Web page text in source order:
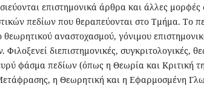
επιστημονικά άρθρα και άλλες
πεδίων που θεραπεύονται στο Τμήμα. Το
θεωρητικού αναστοχασμού, γόνιμου
Φιλοξενεί διεπιστημονικές, συγκριτολογικές,
φάσμα πεδίων (όπως η Θεωρία και Κριτική
η Θεωρητική και η Εφαρμοσμένη